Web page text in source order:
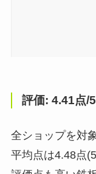
評価: 4.41点/
全ショップを対
平均点は4.48点